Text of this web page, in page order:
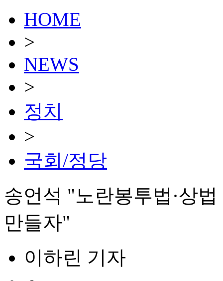
HOME
>
NEWS
>
정치
>
국회/정당
송언석 "노란봉투법·상
만들자"
이하린 기자